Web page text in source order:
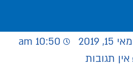
מאי 15, 2019
10:50 am
אין תגובות